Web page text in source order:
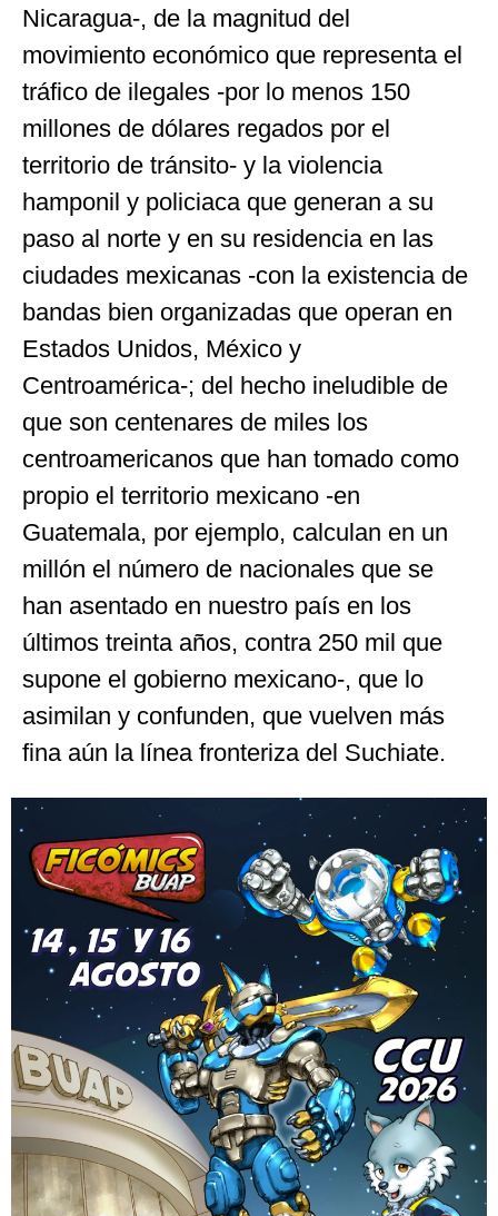
Nicaragua-, de la magnitud del
movimiento económico que representa el
tráfico de ilegales -por lo menos 150
millones de dólares regados por el
territorio de tránsito- y la violencia
hamponil y policiaca que generan a su
paso al norte y en su residencia en las
ciudades mexicanas -con la existencia de
bandas bien organizadas que operan en
Estados Unidos, México y
Centroamérica-; del hecho ineludible de
que son centenares de miles los
centroamericanos que han tomado como
propio el territorio mexicano -en
Guatemala, por ejemplo, calculan en un
millón el número de nacionales que se
han asentado en nuestro país en los
últimos treinta años, contra 250 mil que
supone el gobierno mexicano-, que lo
asimilan y confunden, que vuelven más
fina aún la línea fronteriza del Suchiate.